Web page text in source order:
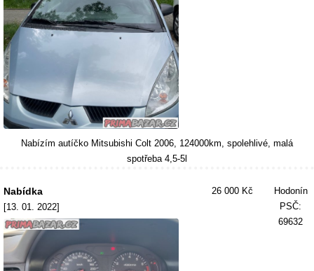
Nabízím autíčko Mitsubishi Colt 2006, 124000km, spolehlivé, malá
spotřeba 4,5-5l
Nabídka
[13. 01. 2022]
26 000 Kč
Hodonín
PSČ:
69632